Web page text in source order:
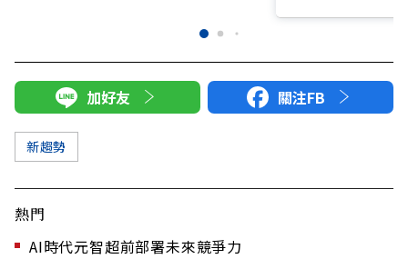
加好友 關注FB
新趨勢
熱門
AI時代元智超前部署未來競爭力